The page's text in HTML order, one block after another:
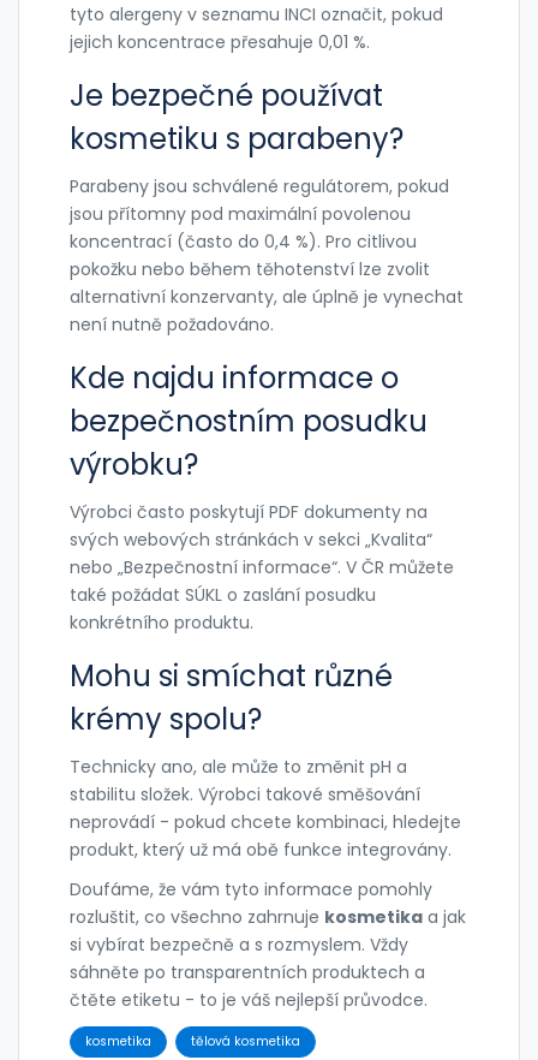
tyto alergeny v seznamu INCI označit, pokud
jejich koncentrace přesahuje 0,01 %.
Je bezpečné používat
kosmetiku s parabeny?
Parabeny jsou schválené regulátorem, pokud
jsou přítomny pod maximální povolenou
koncentrací (často do 0,4 %). Pro citlivou
pokožku nebo během těhotenství lze zvolit
alternativní konzervanty, ale úplně je vynechat
není nutně požadováno.
Kde najdu informace o
bezpečnostním posudku
výrobku?
Výrobci často poskytují PDF dokumenty na
svých webových stránkách v sekci „Kvalita“
nebo „Bezpečnostní informace“. V ČR můžete
také požádat SÚKL o zaslání posudku
konkrétního produktu.
Mohu si smíchat různé
krémy spolu?
Technicky ano, ale může to změnit pH a
stabilitu složek. Výrobci takové směšování
neprovádí - pokud chcete kombinaci, hledejte
produkt, který už má obě funkce integrovány.
Doufáme, že vám tyto informace pomohly
rozluštit, co všechno zahrnuje kosmetika a jak
si vybírat bezpečně a s rozmyslem. Vždy
sáhněte po transparentních produktech a
čtěte etiketu - to je váš nejlepší průvodce.
kosmetika tělová kosmetika